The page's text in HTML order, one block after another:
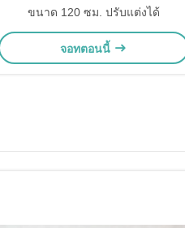
ขนาด 120 ซม. ปรับแต่งได้
จอทตอนนี้